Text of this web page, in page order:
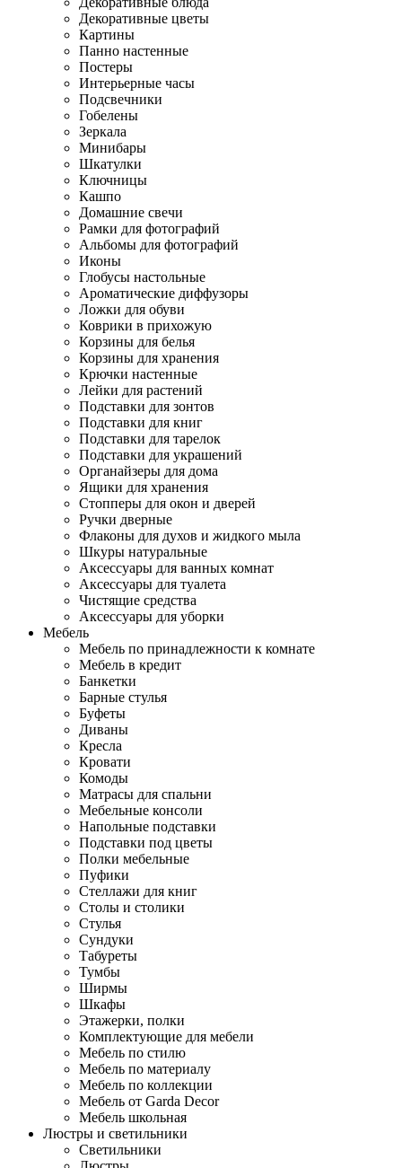
Декоративные цветы
Картины
Панно настенные
Постеры
Интерьерные часы
Подсвечники
Гобелены
Зеркала
Минибары
Шкатулки
Ключницы
Кашпо
Домашние свечи
Рамки для фотографий
Альбомы для фотографий
Иконы
Глобусы настольные
Ароматические диффузоры
Ложки для обуви
Коврики в прихожую
Корзины для белья
Корзины для хранения
Крючки настенные
Лейки для растений
Подставки для зонтов
Подставки для книг
Подставки для тарелок
Подставки для украшений
Органайзеры для дома
Ящики для хранения
Стопперы для окон и дверей
Ручки дверные
Флаконы для духов и жидкого мыла
Шкуры натуральные
Аксессуары для ванных комнат
Аксессуары для туалета
Чистящие средства
Аксессуары для уборки
Мебель
Мебель по принадлежности к комнате
Мебель в кредит
Банкетки
Барные стулья
Буфеты
Диваны
Кресла
Кровати
Комоды
Матрасы для спальни
Мебельные консоли
Напольные подставки
Подставки под цветы
Полки мебельные
Пуфики
Стеллажи для книг
Столы и столики
Стулья
Сундуки
Табуреты
Тумбы
Ширмы
Шкафы
Этажерки, полки
Комплектующие для мебели
Мебель по стилю
Мебель по материалу
Мебель по коллекции
Мебель от Garda Decor
Мебель школьная
Люстры и светильники
Светильники